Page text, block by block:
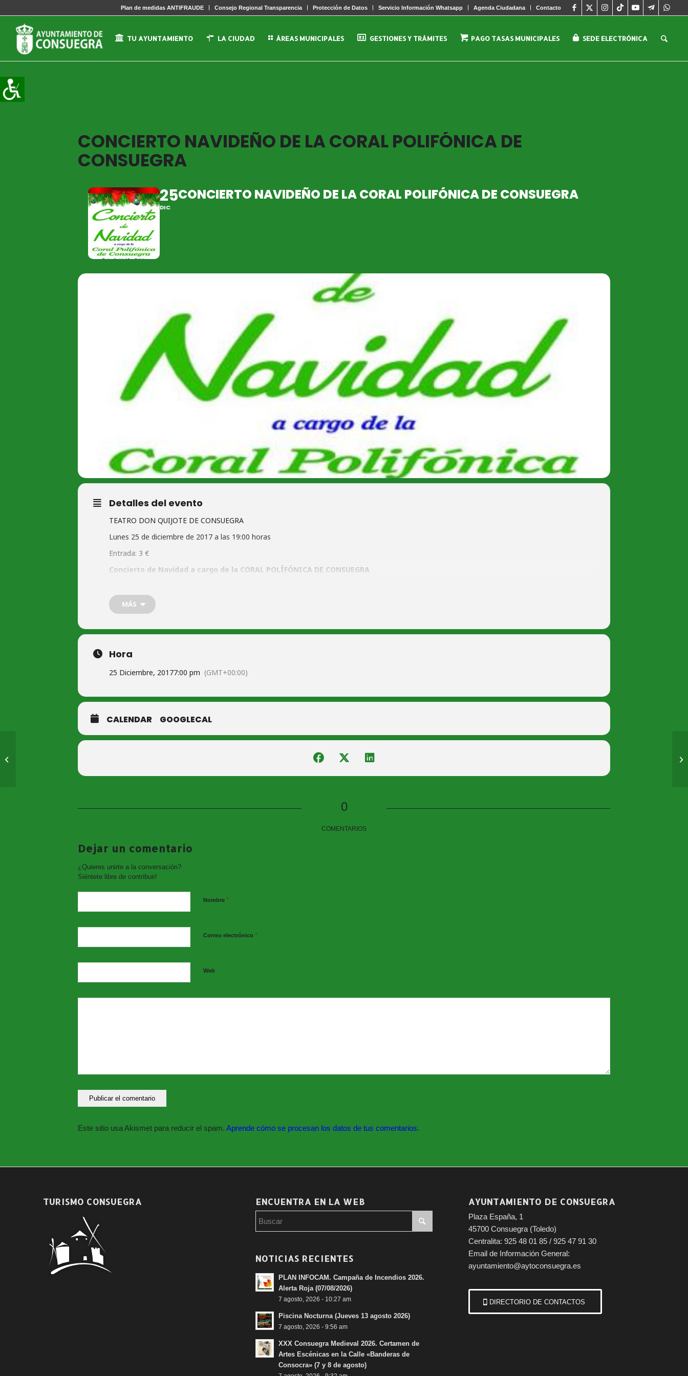
Plan de medidas ANTIFRAUDE Consejo Regional Transparencia Protección de Datos Servicio Información Whatsapp Agenda Ciudadana Contacto
TU AYUNTAMIENTO LA CIUDAD ÁREAS MUNICIPALES GESTIONES Y TRÁMITES PAGO TASAS MUNICIPALES SEDE ELECTRÓNICA
CONCIERTO NAVIDEÑO DE LA CORAL POLIFÓNICA DE
CONSUEGRA
25
DIC
CONCIERTO NAVIDEÑO DE LA CORAL POLIFÓNICA DE CONSUEGRA
Detalles del evento
TEATRO DON QUIJOTE DE CONSUEGRA
Lunes 25 de diciembre de 2017 a las 19:00 horas
Entrada: 3 €
Concierto de Navidad a cargo de la CORAL POLÍFÓNICA DE CONSUEGRA
jueves y viernes de 11:30 a 13:30h.;
jueves de 18:30 a 20:30h.;
MÁS
Hora
25 Diciembre, 20177:00 pm (GMT+00:00)
CALENDAR GOOGLECAL
0
COMENTARIOS
Dejar un comentario
¿Quieres unirte a la conversación?
Siéntete libre de contribuir!
Nombre *
Correo electrónico *
Web
Este sitio usa Akismet para reducir el spam. Aprende cómo se procesan los datos de tus comentarios.
TURISMO CONSUEGRA ENCUENTRA EN LA WEB
NOTICIAS RECIENTES
PLAN INFOCAM. Campaña de Incendios 2026.
Alerta Roja (07/08/2026)
7 agosto, 2026 - 10:27 am
Piscina Nocturna (Jueves 13 agosto 2026)
7 agosto, 2026 - 9:56 am
XXX Consuegra Medieval 2026. Certamen de
Artes Escénicas en la Calle «Banderas de
Consocra» (7 y 8 de agosto)
AYUNTAMIENTO DE CONSUEGRA
Plaza España, 1
45700 Consuegra (Toledo)
Centralita: 925 48 01 85 / 925 47 91 30
Email de Información General:
ayuntamiento@aytoconsuegra.es
DIRECTORIO DE CONTACTOS